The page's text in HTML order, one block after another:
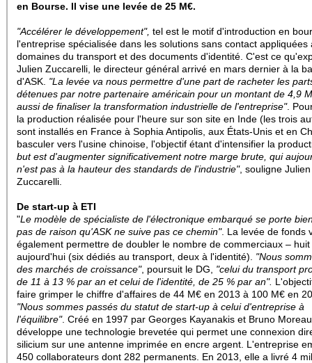
en Bourse. Il vise une levée de 25 M€.
"Accélérer le développement", tel est le motif d'introduction en
l'entreprise spécialisée dans les solutions sans contact appliquées
domaines du transport et des documents d'identité. C'est ce
Julien Zuccarelli, le directeur général arrivé en mars dernier à la
d'ASK. "La levée va nous permettre d'une part de racheter les
détenues par notre partenaire américain pour un montant de 4,9
aussi de finaliser la transformation industrielle de l'entreprise".
la production réalisée pour l'heure sur son site en Inde (les trois
sont installés en France à Sophia Antipolis, aux États-Unis et en
basculer vers l'usine chinoise, l'objectif étant d'intensifier la
but est d'augmenter significativement notre marge brute, qui
n'est pas à la hauteur des standards de l'industrie", souligne Julien
Zuccarelli.
De start-up à ETI
"Le modèle de spécialiste de l'électronique embarqué se porte
pas de raison qu'ASK ne suive pas ce chemin". La levée de fonds
également permettre de doubler le nombre de commerciaux – huit
aujourd'hui (six dédiés au transport, deux à l'identité). "Nous
des marchés de croissance", poursuit le DG, "celui du transport
de 11 à 13 % par an et celui de l'identité, de 25 % par an".
faire grimper le chiffre d'affaires de 44 M€ en 2013 à 100 M€ en
"Nous sommes passés du statut de start-up à celui d'entreprise à
l'équilibre". Créé en 1997 par Georges Kayanakis et Bruno
développe une technologie brevetée qui permet une connexion
silicium sur une antenne imprimée en encre argent. L'entreprise
450 collaborateurs dont 282 permanents. En 2013, elle a livré 4